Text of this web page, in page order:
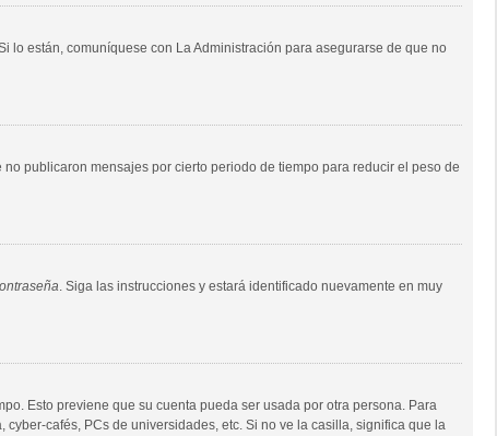
lo están, comuníquese con La Administración para asegurarse de que no
publicaron mensajes por cierto periodo de tiempo para reducir el peso de
. Siga las instrucciones y estará identificado nuevamente en muy
Esto previene que su cuenta pueda ser usada por otra persona. Para
cafés, PCs de universidades, etc. Si no ve la casilla, significa que la